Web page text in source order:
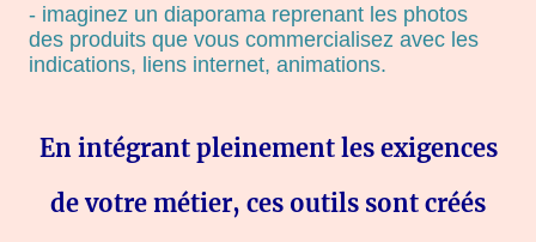
- imaginez un diaporama reprenant les photos
des produits que vous commercialisez avec les
indications, liens internet, animations.
En intégrant pleinement les exigences
de votre métier, ces outils sont créés